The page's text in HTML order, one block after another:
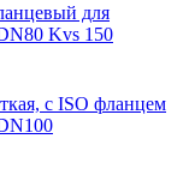
для
Kvs 150
с ISO фланцем